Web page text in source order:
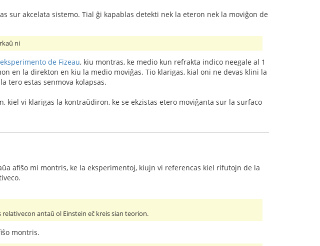
sur akcelata sistemo. Tial ĝi kapablas detekti nek la eteron nek la moviĝon de
ni
eksperimento de Fizeau, kiu montras, ke medio kun refrakta indico neegale al 1
en la direkton en kiu la medio moviĝas. Tio klarigas, kial oni ne devas klini la
tero estas senmova kolapsas.
kiel vi klarigas la kontraŭdiron, ke se ekzistas etero moviĝanta sur la surfaco
afiŝo mi montris, ke la eksperimentoj, kiujn vi referencas kiel rifutojn de la
antaŭ ol Einstein eĉ kreis sian teorion.
montris.